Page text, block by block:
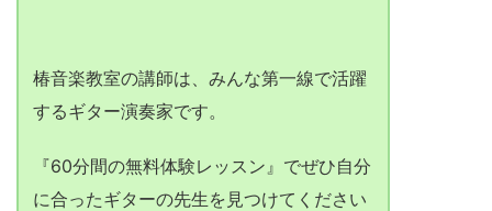
椿音楽教室の講師は、みんな第一線で活躍
するギター演奏家です。
『60分間の無料体験レッスン』でぜひ自分
に合ったギターの先生を見つけてください